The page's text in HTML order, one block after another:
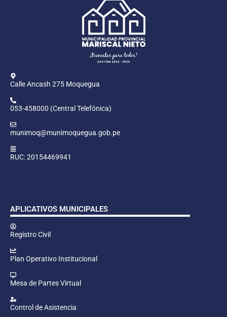
Calle Ancash 275 Moquegua
053-458000 (Central Telefónica)
munimoq@munimoquegua.gob.pe
RUC: 20154469941
APLICATIVOS MUNICIPALES
Registro Civil
Plan Operativo Institucional
Mesa de Partes Virtual
Control de Asistencia